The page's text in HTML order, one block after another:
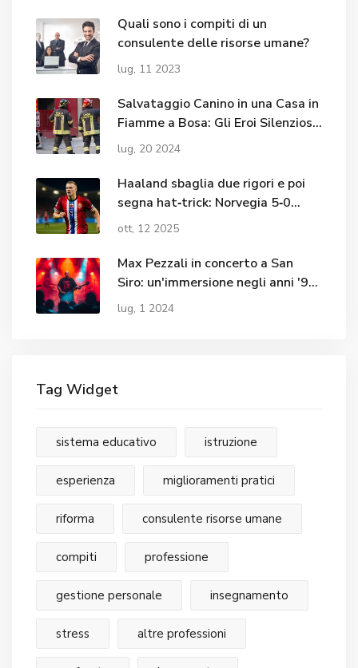
Quali sono i compiti di un
consulente delle risorse umane?
lug, 11 2023
Salvataggio Canino in una Casa in
Fiamme a Bosa: Gli Eroi Silenziosi
dei Vigili del Fuoco
lug, 20 2024
Haaland sbaglia due rigori e poi
segna hat‑trick: Norvegia 5‑0
Israele
ott, 12 2025
Max Pezzali in concerto a San
Siro: un'immersione negli anni '90
davanti a 54.000 spettatori
lug, 1 2024
Tag Widget
sistema educativo istruzione
esperienza miglioramenti pratici
riforma consulente risorse umane
compiti professione
gestione personale insegnamento
stress altre professioni